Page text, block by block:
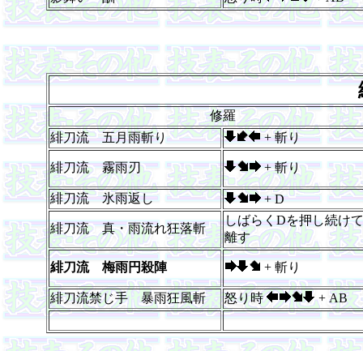
修羅
緋刀流 五月雨斬り
+ 斬り
緋刀流 霧雨刃 + 斬り
緋刀流 氷雨返し + D
緋刀流 真・雨流れ狂落斬
しばらくDを押し続けて
離す
緋刀流 梅雨円殺陣 + 斬り
緋刀流禁じ手 暴雨狂風斬 怒り時 + AB